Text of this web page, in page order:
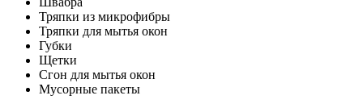
Тряпки из микрофибры
Тряпки для мытья окон
Губки
Щетки
Сгон для мытья окон
Мусорные пакеты